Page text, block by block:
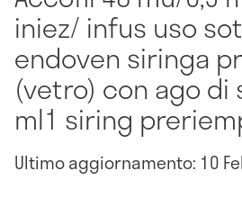
iniez/ infus uso
endoven siringa
(vetro) con ago di
ml1 siring
Ultimo aggiornamento: 10